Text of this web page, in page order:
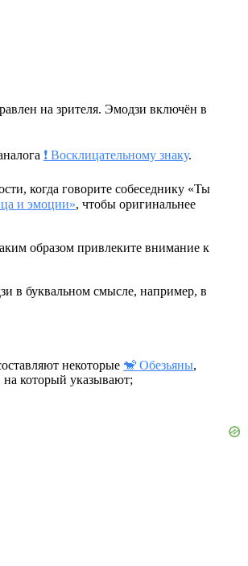
на зрителя. Эмодзи включён в
❗ Восклицательному знаку.
когда говорите собеседнику «Ты
и эмоции», чтобы оригинальнее
образом привлеките внимание к
в буквальном смысле, например, в
некоторые 🐒 Обезьяны,
на который указывают;